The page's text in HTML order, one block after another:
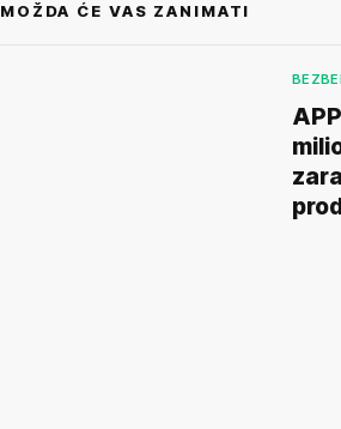
MOŽDA ĆE VAS ZANIMATI